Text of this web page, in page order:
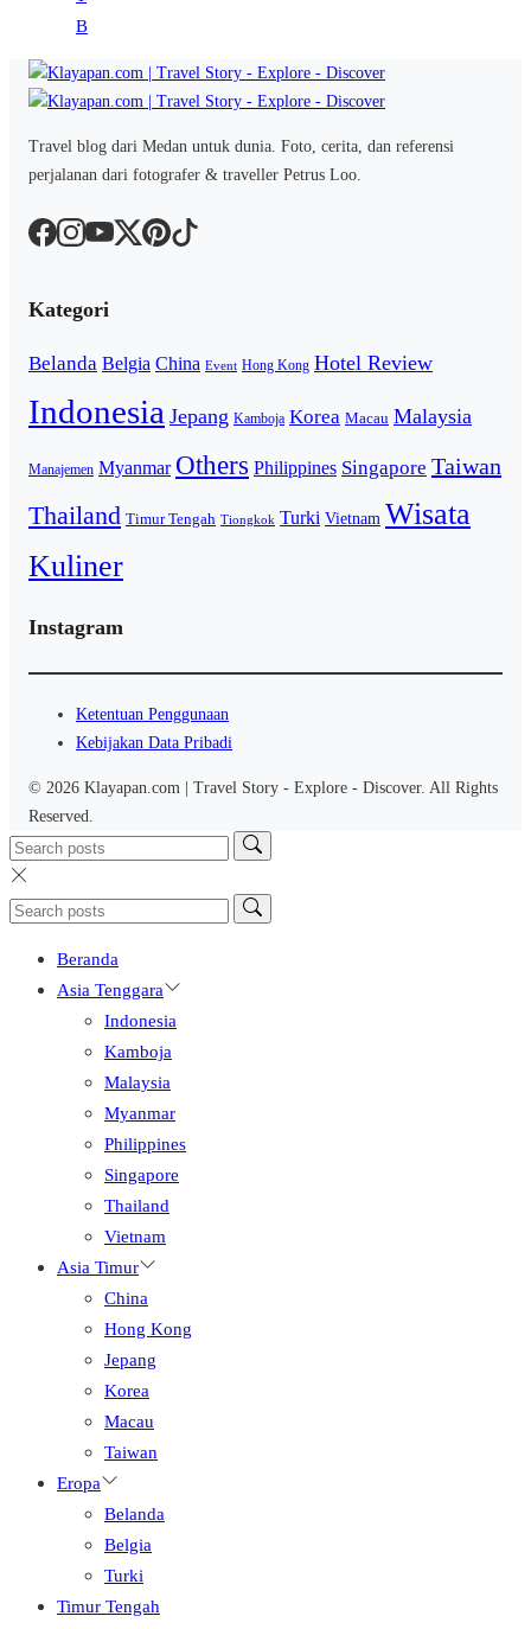
Travel blog dari Medan untuk dunia. Foto, cerita, dan referensi
perjalanan dari fotografer & traveller Petrus Loo.
Kategori
Belanda Belgia China Event Hong Kong Hotel Review
Indonesia Jepang Kamboja Korea Macau Malaysia
Manajemen Myanmar Others Philippines Singapore Taiwan
Thailand Timur Tengah Tiongkok Turki Vietnam Wisata
Kuliner
Instagram
Ketentuan Penggunaan
Kebijakan Data Pribadi
© 2026 Klayapan.com | Travel Story - Explore - Discover. All Rights
Reserved.
Beranda
Asia Tenggara
Indonesia
Kamboja
Malaysia
Myanmar
Philippines
Singapore
Thailand
Vietnam
Asia Timur
China
Hong Kong
Jepang
Korea
Macau
Taiwan
Eropa
Belanda
Belgia
Turki
Timur Tengah